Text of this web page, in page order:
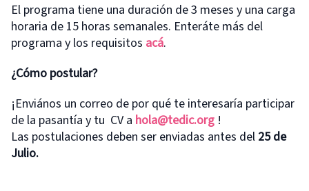
El programa tiene una duración de 3 meses y una carga
horaria de 15 horas semanales. Enteráte más del
programa y los requisitos acá.
¿Cómo postular?
¡Enviános un correo de por qué te interesaría participar
de la pasantía y tu CV a hola@tedic.org !
Las postulaciones deben ser enviadas antes del 25 de
Julio.